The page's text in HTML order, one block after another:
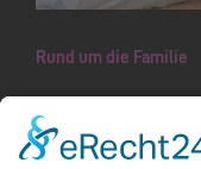
Rund um die Familie
Es gilt:
habt»